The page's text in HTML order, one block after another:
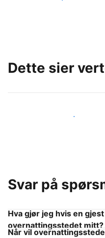
Dette sier
Gjør som andre verter
Svar på
Hva gjør jeg hvis en
overnattingsstedet mitt?
Når vil